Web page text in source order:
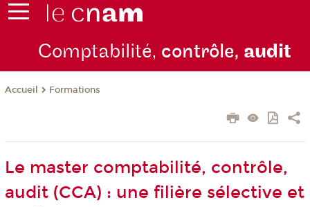
Comptabilité, contrôle, audit
Accueil Formations
Le master comptabilité, contrôle,
audit (CCA) : une filière sélective et